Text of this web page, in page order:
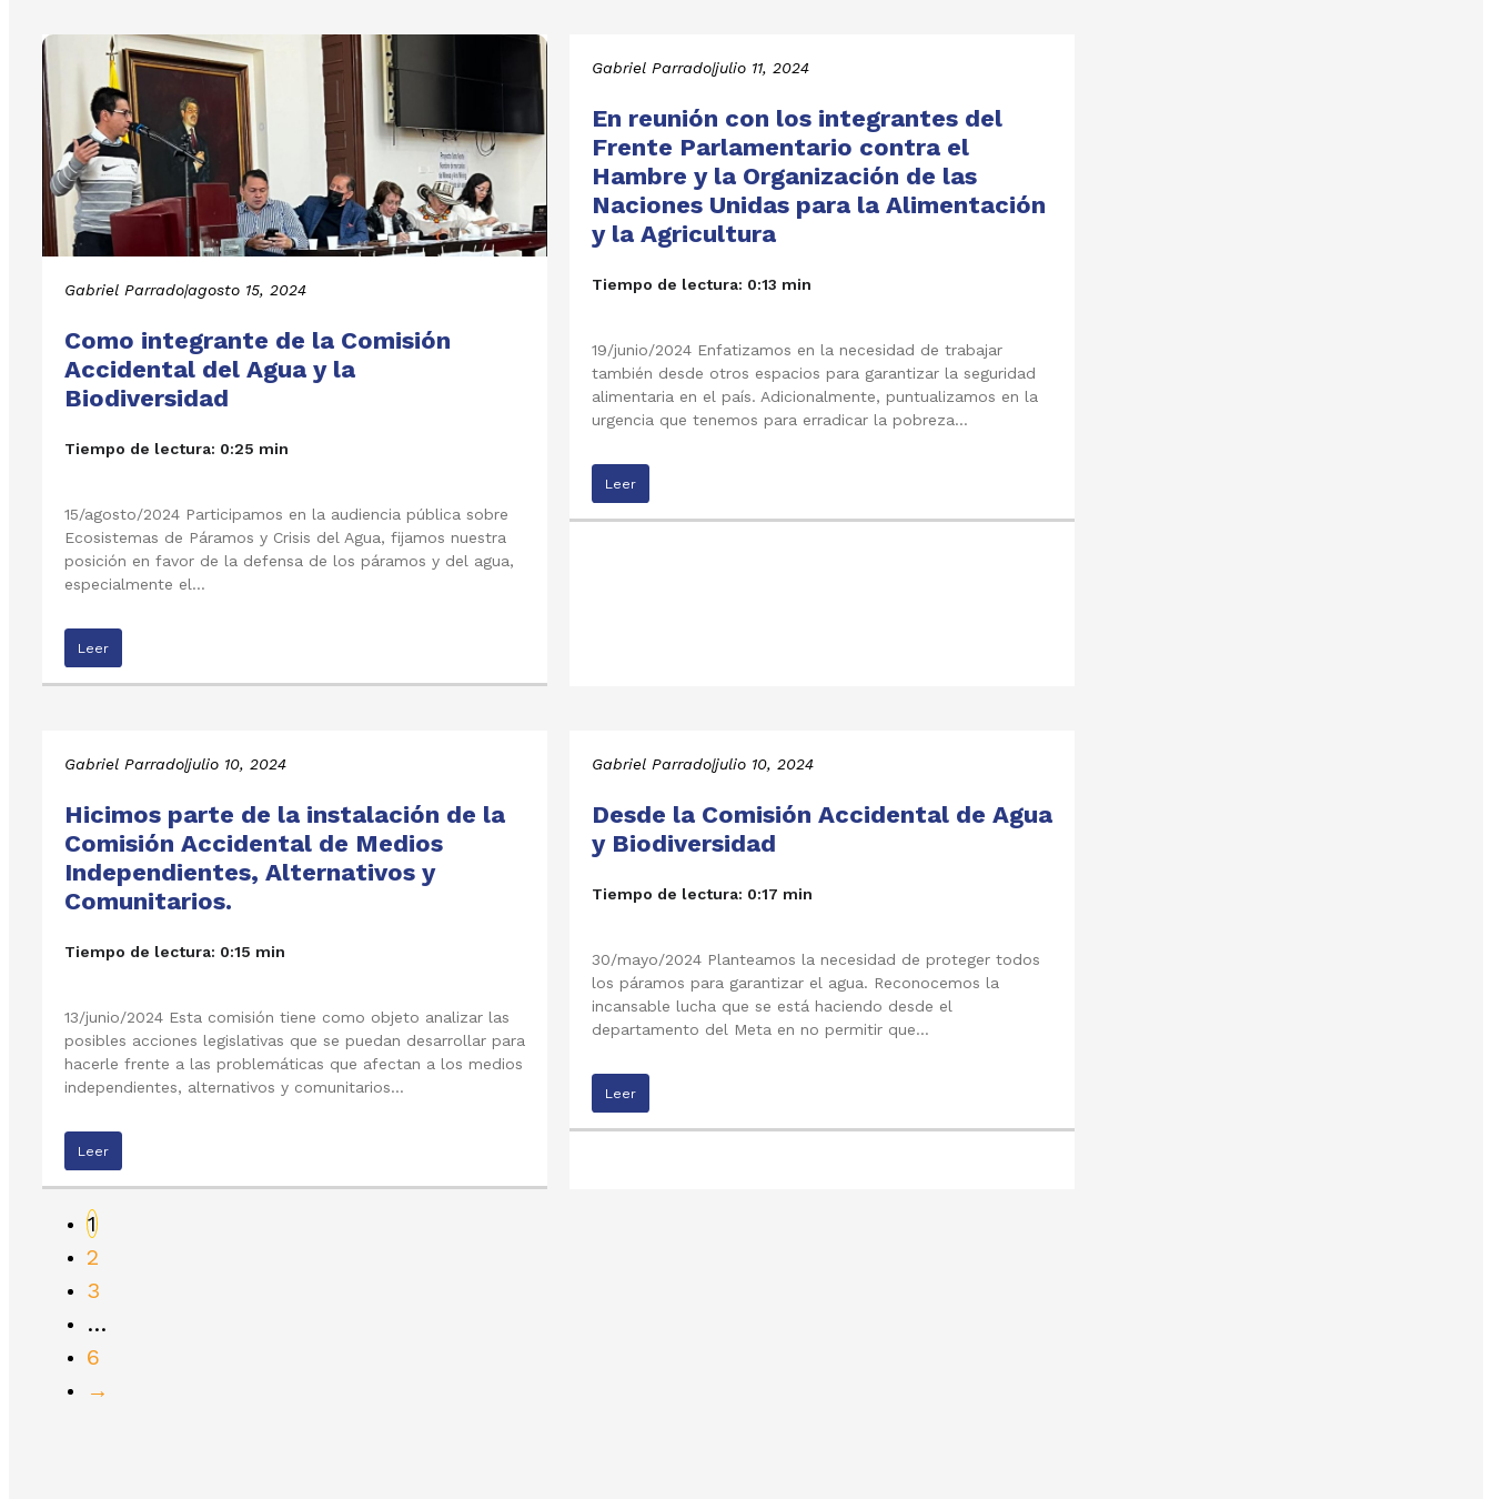
Gabriel Parrado|agosto 15, 2024
Como integrante de la Comisión
Accidental del Agua y la
Biodiversidad
Tiempo de lectura: 0:25 min
15/agosto/2024 Participamos en la audiencia pública sobre
Ecosistemas de Páramos y Crisis del Agua, fijamos nuestra
posición en favor de la defensa de los páramos y del agua,
especialmente el…
Leer
Gabriel Parrado|julio 11, 2024
En reunión con los integrantes del
Frente Parlamentario contra el
Hambre y la Organización de las
Naciones Unidas para la Alimentación
y la Agricultura
Tiempo de lectura: 0:13 min
19/junio/2024 Enfatizamos en la necesidad de trabajar
también desde otros espacios para garantizar la seguridad
alimentaria en el país. Adicionalmente, puntualizamos en la
urgencia que tenemos para erradicar la pobreza…
Leer
Gabriel Parrado|julio 10, 2024
Hicimos parte de la instalación de la
Comisión Accidental de Medios
Independientes, Alternativos y
Comunitarios.
Tiempo de lectura: 0:15 min
13/junio/2024 Esta comisión tiene como objeto analizar las
posibles acciones legislativas que se puedan desarrollar para
hacerle frente a las problemáticas que afectan a los medios
independientes, alternativos y comunitarios…
Leer
Gabriel Parrado|julio 10, 2024
Desde la Comisión Accidental de Agua
y Biodiversidad
Tiempo de lectura: 0:17 min
30/mayo/2024 Planteamos la necesidad de proteger todos
los páramos para garantizar el agua. Reconocemos la
incansable lucha que se está haciendo desde el
departamento del Meta en no permitir que…
Leer
1
2
3
…
6
→